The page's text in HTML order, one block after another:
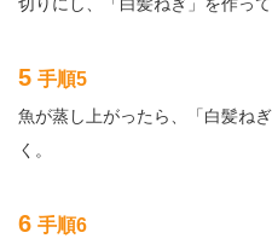
5 手順5
魚が蒸し上がったら、「白髪ね
く。
6 手順6